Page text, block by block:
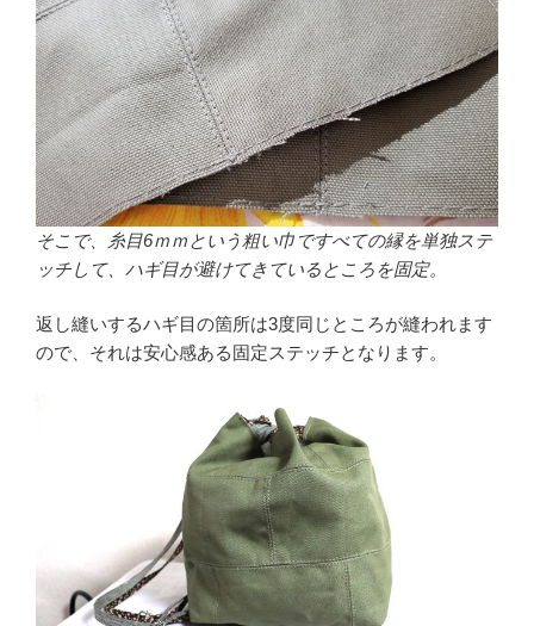
そこで、糸目6ｍｍという粗い巾ですべての縁を単独ステ
ッチして、ハギ目が避けてきているところを固定。
返し縫いするハギ目の箇所は3度同じところが縫われます
ので、それは安心感ある固定ステッチとなります。